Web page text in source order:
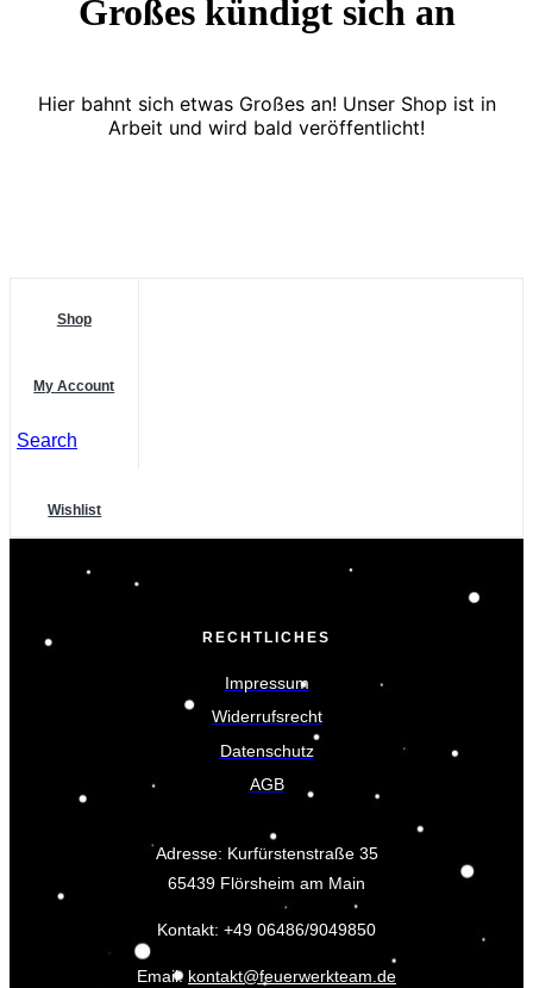
Großes kündigt sich an
Hier bahnt sich etwas Großes an! Unser Shop ist in
Arbeit und wird bald veröffentlicht!
Shop
My Account
Search
Wishlist
RECHTLICHES
Impressum
Widerrufsrecht
Datenschutz
AGB
Adresse: Kurfürstenstraße 35
65439 Flörsheim am Main
Kontakt: +49 06486/9049850
Email: kontakt@feuerwerkteam.de